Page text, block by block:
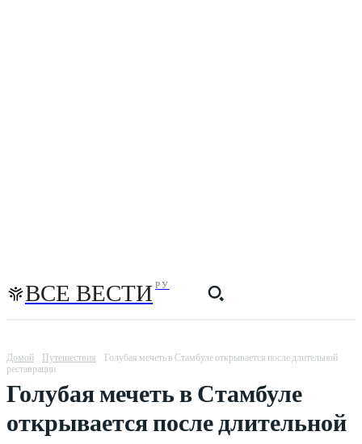
ВСЕ ВЕСТИ РУ
Домой Путешествия
Голубая мечеть в Стамбуле открывается после длительной
реставрации
Голубая мечеть в Стамбуле
открывается после длительной